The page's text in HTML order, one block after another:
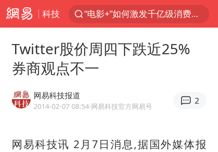
科技
“电影+”如何激发千亿级消费新活力？
“秋天的第一杯奶茶”6岁了
四川宜宾市高县4.9级地震致1人死亡
38岁演员求职万岁山NPC成功
Twitter股价周四下跌近25%
券商观点不一
网易科技报道
2014-02-07 08:54·网易科技官方网易号
2
网易科技讯 2月7日消息,据国外媒体报